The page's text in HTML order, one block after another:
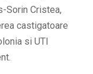
Sorin Cristea,
castigatoare
si UTI